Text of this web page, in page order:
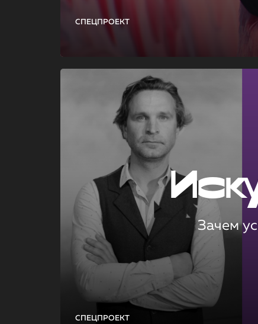
СПЕЦПРОЕКТ
СПЕЦПРОЕКТ
Зачем